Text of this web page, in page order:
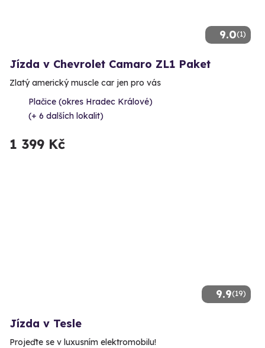
9.0(1)
Jízda v Chevrolet Camaro ZL1 Paket
Zlatý americký muscle car jen pro vás
Plačice (okres Hradec Králové)
(+ 6 dalších lokalit)
1 399 Kč
9.9(19)
Jízda v Tesle
Projeďte se v luxusním elektromobilu!